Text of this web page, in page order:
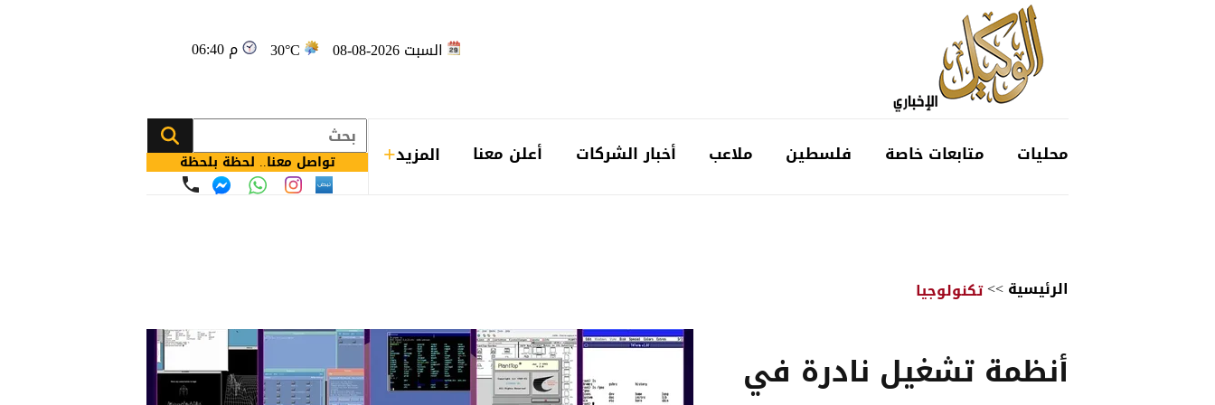
السبت 2026-08-08 30°C 06:40 م
محليات متابعات خاصة فلسطين ملاعب أخبار الشركات أعلن معنا المزيد تواصل معنا.. لحظة بلحظة
الرئيسية>>تكنولوجيا
أنظمة تشغيل نادرة في